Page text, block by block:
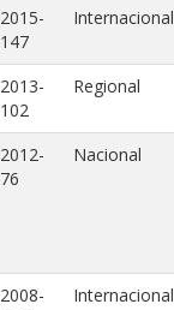
2015-
147
Internacional
2013-
102
Regional
2012-
76
Nacional
2008-
Internacional